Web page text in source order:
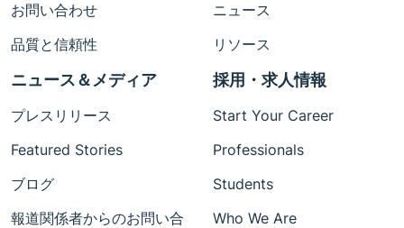
お問い合わせ
品質と信頼性
ニュース
リソース
ニュース＆メディア
プレスリリース
Featured Stories
ブログ
報道関係者からのお問い合
採用・求人情報
Start Your Career
Professionals
Students
Who We Are